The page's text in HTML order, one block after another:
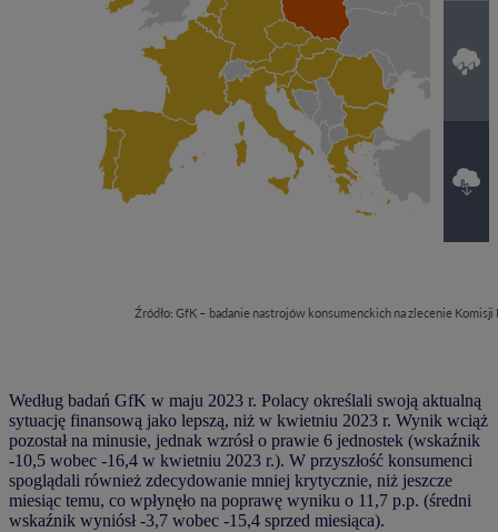
Według badań GfK w maju 2023 r. Polacy określali swoją aktualną
sytuację finansową jako lepszą, niż w kwietniu 2023 r. Wynik wciąż
pozostał na minusie, jednak wzrósł o prawie 6 jednostek (wskaźnik
-10,5 wobec -16,4 w kwietniu 2023 r.). W przyszłość konsumenci
spoglądali również zdecydowanie mniej krytycznie, niż jeszcze
miesiąc temu, co wpłynęło na poprawę wyniku o 11,7 p.p. (średni
wskaźnik wyniósł -3,7 wobec -15,4 sprzed miesiąca).